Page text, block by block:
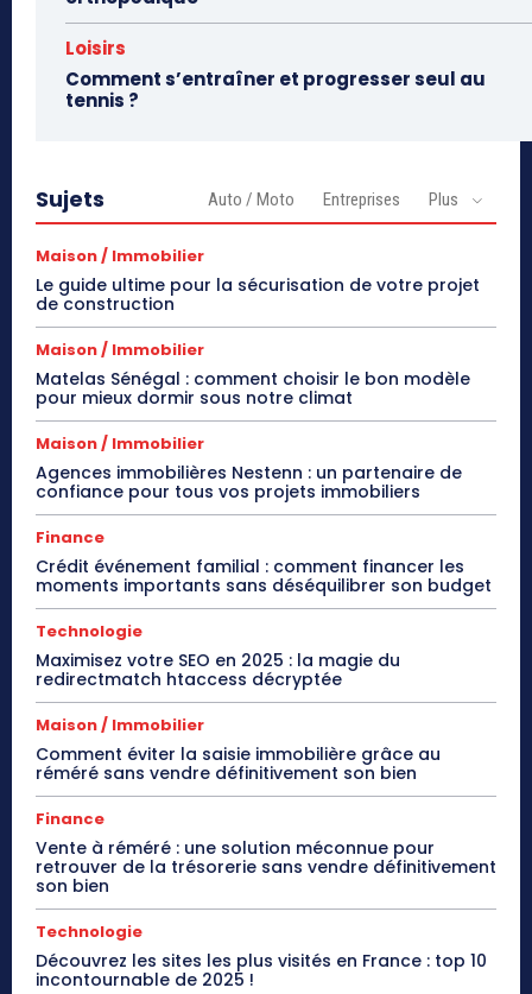
Loisirs
Comment s’entraîner et progresser seul au
tennis ?
Sujets Auto / Moto Entreprises Plus
Maison / Immobilier
Le guide ultime pour la sécurisation de votre projet
de construction
Maison / Immobilier
Matelas Sénégal : comment choisir le bon modèle
pour mieux dormir sous notre climat
Maison / Immobilier
Agences immobilières Nestenn : un partenaire de
confiance pour tous vos projets immobiliers
Finance
Crédit événement familial : comment financer les
moments importants sans déséquilibrer son budget
Technologie
Maximisez votre SEO en 2025 : la magie du
redirectmatch htaccess décryptée
Maison / Immobilier
Comment éviter la saisie immobilière grâce au
réméré sans vendre définitivement son bien
Finance
Vente à réméré : une solution méconnue pour
retrouver de la trésorerie sans vendre définitivement
son bien
Technologie
Découvrez les sites les plus visités en France : top 10
incontournable de 2025 !